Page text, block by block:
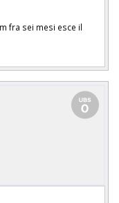
fra sei mesi esce il